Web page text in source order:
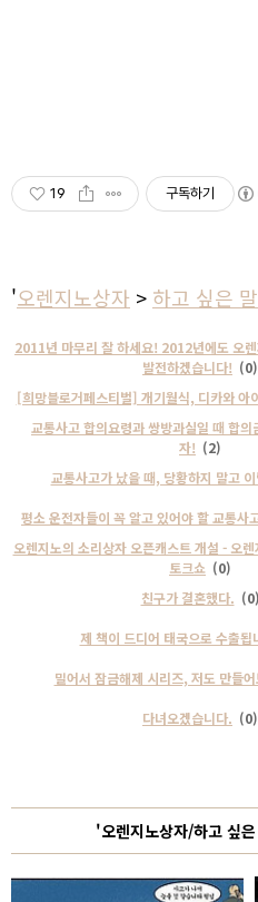
19 구독하기
'오렌지노상자 > 하고 싶은 말
2011년 마무리 잘 하세요! 2012년에도 오
발전하겠습니다! (0)
[희망블로거페스티벌] 개기월식, 디카와 아
교통사고 합의요령과 쌍방과실일 때 합의
자! (2)
교통사고가 났을 때, 당황하지 말고
평소 운전자들이 꼭 알고 있어야 할 교통사
오렌지노의 소리상자 오픈캐스트 개설 - 오
토크쇼 (0)
친구가 결혼했다. (0)
제 책이 드디어 태국으로 수출
밀어서 잠금해제 시리즈, 저도 만들
다녀오겠습니다. (0)
'오렌지노상자/하고 싶